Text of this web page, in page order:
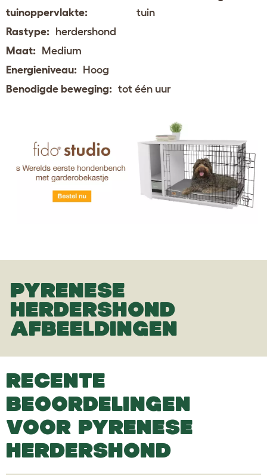
tuinoppervlakte:
tuin
Rastype: herdershond
Maat: Medium
Energieniveau: Hoog
Benodigde beweging: tot één uur
PYRENESE
HERDERSHOND
AFBEELDINGEN
RECENTE
BEOORDELINGEN
VOOR PYRENESE
HERDERSHOND